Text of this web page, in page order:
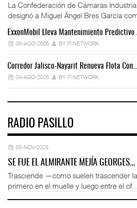
La Confederación de Cámaras
designó a Miguel Ángel Bres García
ExxonMobil Lleva Mantenimiento Predictivo
05-AGO-2026 BY IT-NETWORK
Corredor Jalisco-Nayarit Renueva Flota Con…
04-AGO-2026 BY IT-NETWORK
RADIO PASILLO
03-NOV-2025
SE FUE EL ALMIRANTE MEJÍA GEORGES…
Trasciende —como suelen trascender
primero en el muelle y luego entre el of ...